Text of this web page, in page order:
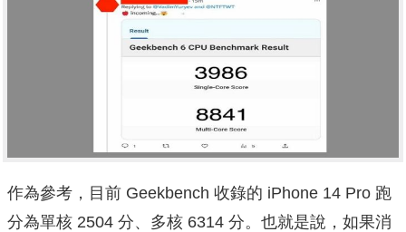
作為參考，目前 Geekbench 收錄的 iPhone 14 Pro 跑
分為單核 2504 分、多核 6314 分。也就是說，如果消